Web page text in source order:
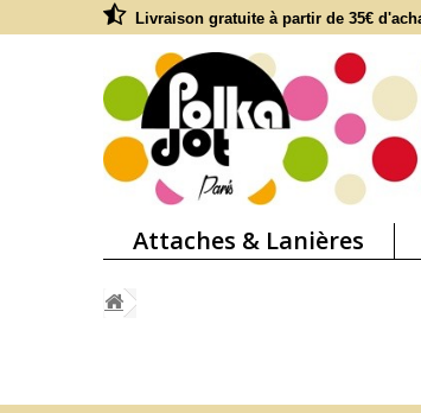
Livraison gratuite à partir de 35€
Attaches & Lanières